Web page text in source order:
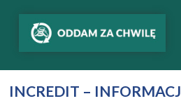
INCREDIT –